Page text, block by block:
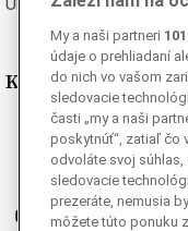
Kde nás nájdete
Facebook
Instagram
Ganjing
Youtube
My a naši partneri
údaje o prehliadaní
do nich vo vašom
sledovacie
časti „my a naši
poskytnúť“, zatiaľ čo
odvoláte svoj
sledovacie
prezeráte, nemusia
môžete túto ponuku